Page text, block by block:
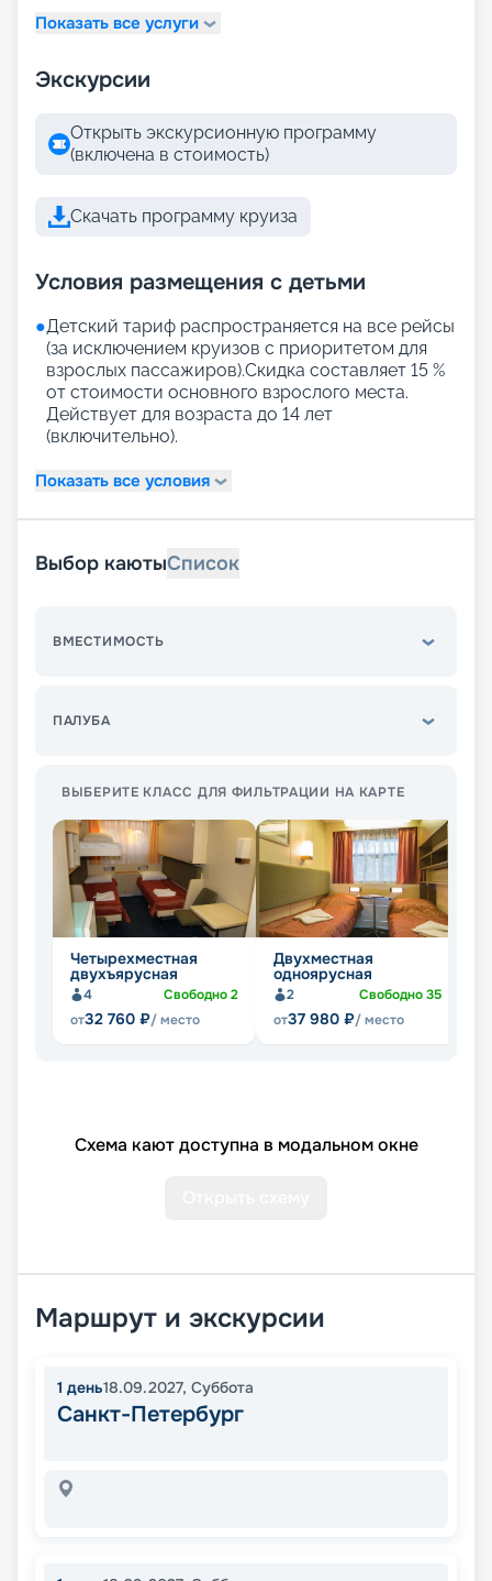
Показать все услуги
Экскурсии
Открыть экскурсионную программу
(включена в стоимость)
Скачать программу круиза
Условия размещения с детьми
●Детский тариф распространяется на все рейсы
(за исключением круизов с приоритетом для
взрослых пассажиров).Скидка составляет 15 %
от стоимости основного взрослого места.
Действует для возраста до 14 лет
(включительно).
Показать все условия
Выбор каютыСписок
ВМЕСТИМОСТЬ
ПАЛУБА
ВЫБЕРИТЕ КЛАСС ДЛЯ ФИЛЬТРАЦИИ НА КАРТЕ
Четырехместная
двухъярусная
4 Свободно2
от32 760 ₽/ место
Двухместная
одноярусная
2 Свободно35
от37 980 ₽/ место
Схема кают доступна в модальном окне
Маршрут и экскурсии
1 день18.09.2027, Суббота
Санкт-Петербург